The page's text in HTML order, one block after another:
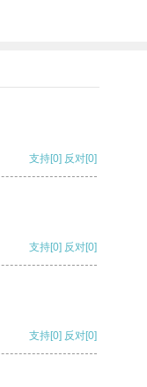
支持[0] 反对[0]
支持[0] 反对[0]
支持[0] 反对[0]